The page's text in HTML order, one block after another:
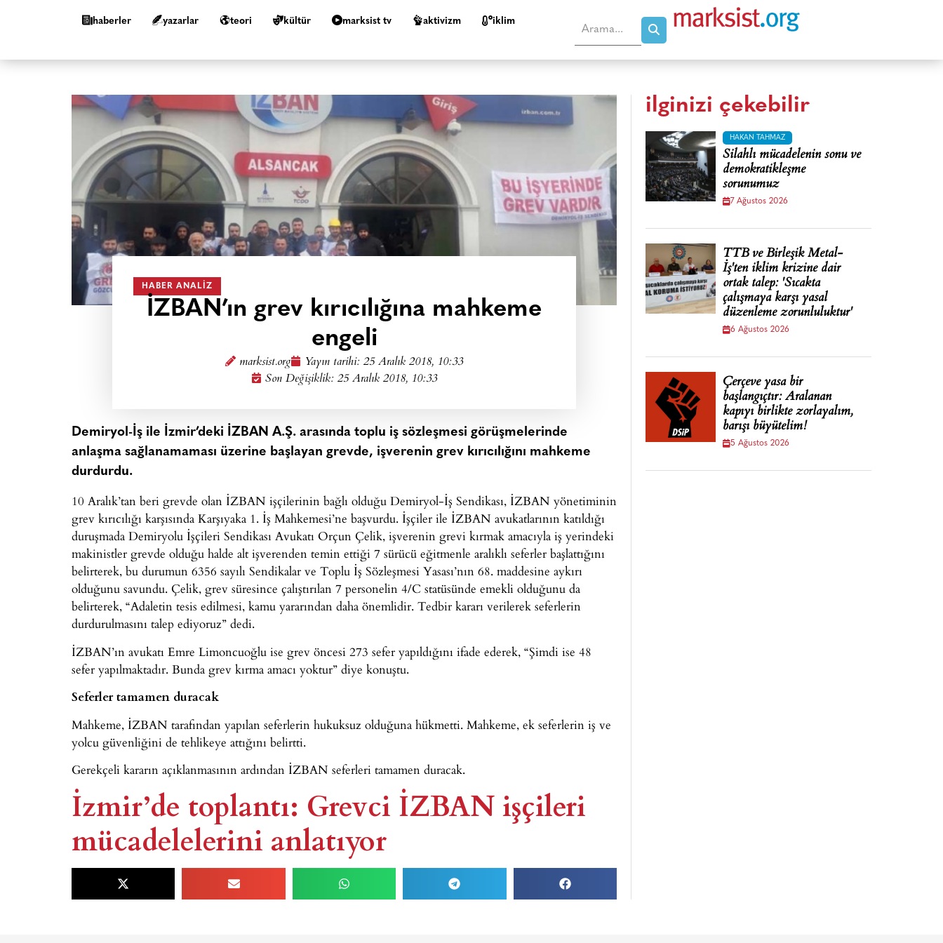
haberler yazarlar teori kültür marksist tv aktivizm i̇klim
HABER ANALIZ
İZBAN’ın grev kırıcılığına mahkeme
engeli
marksist.org Yayın tarihi: 25 Aralık 2018, 10:33
Son Değişiklik: 25 Aralık 2018, 10:33
Demiryol-İş ile İzmir’deki İZBAN A.Ş. arasında toplu iş sözleşmesi görüşmelerinde
anlaşma sağlanamaması üzerine başlayan grevde, işverenin grev kırıcılığını mahkeme
durdurdu.
10 Aralık’tan beri grevde olan İZBAN işçilerinin bağlı olduğu Demiryol-İş Sendikası, İZBAN yönetiminin
grev kırıcılığı karşısında Karşıyaka 1. İş Mahkemesi’ne başvurdu. İşçiler ile İZBAN avukatlarının katıldığı
duruşmada Demiryolu İşçileri Sendikası Avukatı Orçun Çelik, işverenin grevi kırmak amacıyla iş yerindeki
makinistler grevde olduğu halde alt işverenden temin ettiği 7 sürücü eğitmenle aralıklı seferler başlattığını
belirterek, bu durumun 6356 sayılı Sendikalar ve Toplu İş Sözleşmesi Yasası’nın 68. maddesine aykırı
olduğunu savundu. Çelik, grev süresince çalıştırılan 7 personelin 4/C statüsünde emekli olduğunu da
belirterek, “Adaletin tesis edilmesi, kamu yararından daha önemlidir. Tedbir kararı verilerek seferlerin
durdurulmasını talep ediyoruz” dedi.
İZBAN’ın avukatı Emre Limoncuoğlu ise grev öncesi 273 sefer yapıldığını ifade ederek, “Şimdi ise 48
sefer yapılmaktadır. Bunda grev kırma amacı yoktur” diye konuştu.
Seferler tamamen duracak
Mahkeme, İZBAN tarafından yapılan seferlerin hukuksuz olduğuna hükmetti. Mahkeme, ek seferlerin iş ve
yolcu güvenliğini de tehlikeye attığını belirtti.
Gerekçeli kararın açıklanmasının ardından İZBAN seferleri tamamen duracak.
İzmir’de toplantı: Grevci İZBAN işçileri
mücadelelerini anlatıyor​
ilginizi çekebilir
HAKAN TAHMAZ
Silahlı mücadelenin sonu ve
demokratikleşme
sorunumuz
7 Ağustos 2026
TTB ve Birleşik Metal-
İş'ten iklim krizine dair
ortak talep: 'Sıcakta
çalışmaya karşı yasal
düzenleme zorunluluktur'
6 Ağustos 2026
Çerçeve yasa bir
başlangıçtır: Aralanan
kapıyı birlikte zorlayalım,
barışı büyütelim!
5 Ağustos 2026